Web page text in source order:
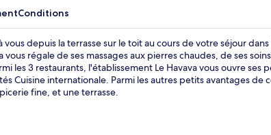
Conditions
depuis la terrasse sur le toit au cours de votre séjour
régale de ses massages aux pierres chaudes, de ses
les 3 restaurants, l'établissement Le Havava vous ouvre ses
Cuisine internationale. Parmi les autres petits avantages
fine, et une terrasse.